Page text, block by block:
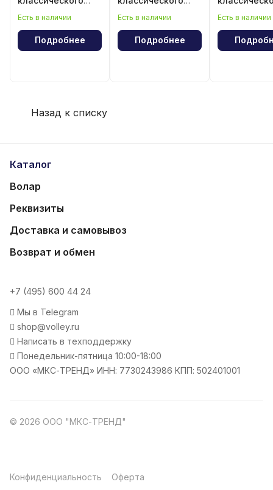
волейбола для
Есть в наличии
Подробнее
волейбола для
Есть в наличии
Подробнее
волейбола
Есть в наличии
Назад к списку
Каталог
Волар
Реквизиты
Доставка и самовывоз
Возврат и обмен
+7 (495) 600 44 24
Мы в Telegram
shop@volley.ru
Написать в техподдержку
Понедельник-пятница 10:00-18:00
ООО «МКС-ТРЕНД» ИНН: 7730243986 КПП: 502401001
© 2026 ООО "МКС-ТРЕНД"
Конфиденциальность Оферта